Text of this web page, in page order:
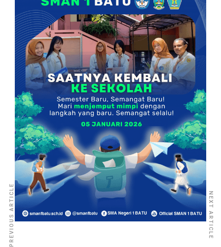
PREVIOUS ARTICLE NEXT ARTICLE